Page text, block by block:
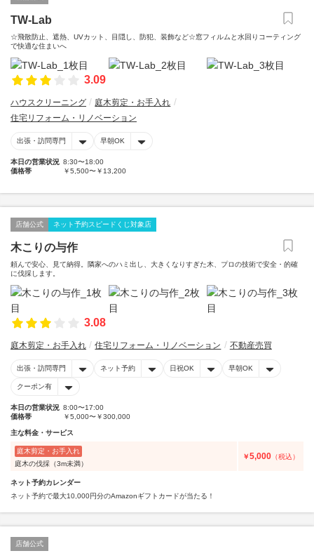
TW-Lab
☆飛散防止、遮熱、UVカット、目隠し、防犯、装飾など☆窓フィルムと水回りコーティング
で快適な住まいへ
3.09
ハウスクリーニング
庭木剪定・お手入れ
住宅リフォーム・リノベーション
出張・訪問専門 早朝OK
本日の営業状況 8:30〜18:00
価格帯
￥5,500〜￥13,200
店舗公式 ネット予約スピードくじ対象店
木こりの与作
頼んで安心、見て納得。隣家へのハミ出し、大きくなりすぎた木、プロの技術で安全・的確
に伐採します。
3.08
庭木剪定・お手入れ 住宅リフォーム・リノベーション 不動産売買
出張・訪問専門 ネット予約 日祝OK 早朝OK
クーポン有
本日の営業状況 8:00〜17:00
価格帯
￥5,000〜￥300,000
主な料金・サービス
庭木剪定・お手入れ
庭木の伐採（3m未満）
￥5,000 （税込）
ネット予約カレンダー
ネット予約で最大10,000円分のAmazonギフトカードが当たる！
店舗公式